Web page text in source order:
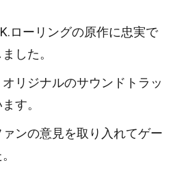
ローリングの原作に忠実で
した。
リジナルのサウンドトラッ
す。
ンの意見を取り入れてゲー